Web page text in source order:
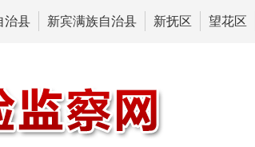
治县 新宾满族自治县 新抚区 望花区